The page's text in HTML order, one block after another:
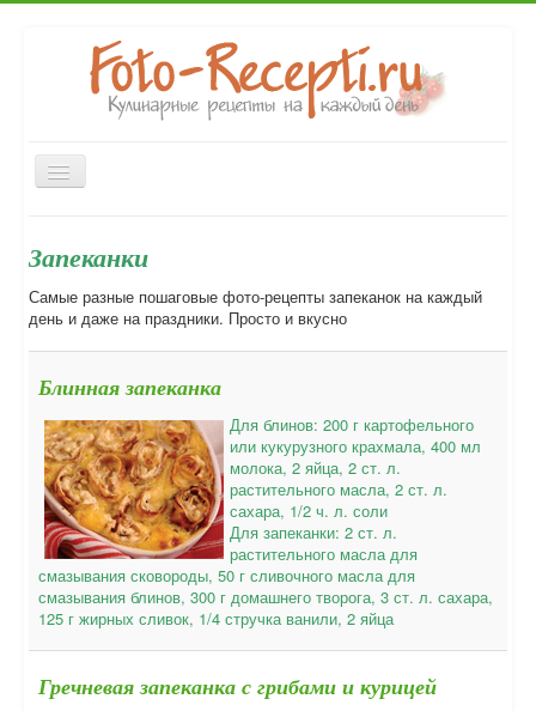
Включить/
выключить
Десерты
Выпечка
Форум
Запеканки
Самые разные пошаговые фото-рецепты запеканок на каждый
день и даже на праздники. Просто и вкусно
Блинная запеканка
Для блинов: 200 г картофельного
или кукурузного крахмала, 400 мл
молока, 2 яйца, 2 ст. л.
растительного масла, 2 ст. л.
сахара, 1/2 ч. л. соли
Для запеканки: 2 ст. л.
растительного масла для
смазывания сковороды, 50 г сливочного масла для
смазывания блинов, 300 г домашнего творога, 3 ст. л. сахара,
125 г жирных сливок, 1/4 стручка ванили, 2 яйца
Гречневая запеканка с грибами и курицей